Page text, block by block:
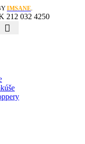
IMSANE
212 032 4250